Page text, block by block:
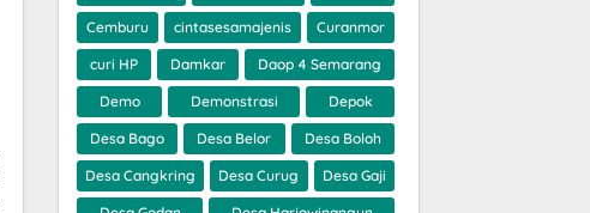
Cemburu cintasesamajenis Curanmor
curi HP Damkar Daop 4 Semarang
Demo Demonstrasi Depok
Desa Bago Desa Belor Desa Boloh
Desa Cangkring Desa Curug Desa Gaji